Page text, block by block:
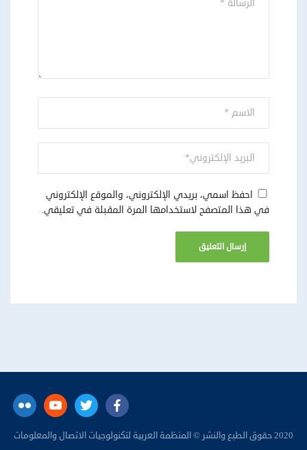
احفظ اسمي، بريدي الإلكتروني، والموقع الإلكتروني
في هذا المتصفح لاستخدامها المرة المقبلة في تعليقي.
facebook
twitter
Youtube
flickr
2020 حقوق الطبع والنشر © المنظمة العربية لتكنولوجيات الاتصال والمعلومات